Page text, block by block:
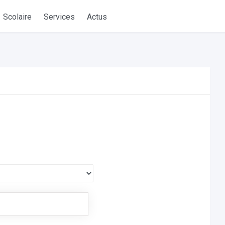
Scolaire Services Actus